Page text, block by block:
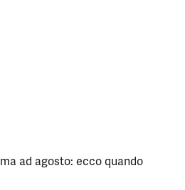
ad agosto: ecco quando